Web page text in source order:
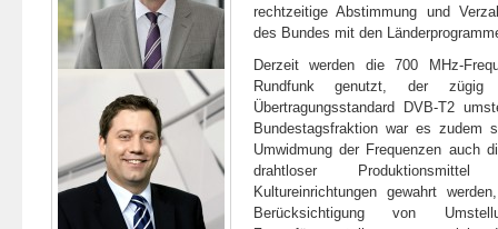
rechtzeitige Abstimmung und
des Bundes mit den
Derzeit werden die 700 MHz-
Rundfunk genutzt, der zügig
Übertragungsstandard DVB-T2
Bundestagsfraktion war es zudem
Umwidmung der Frequenzen auch
drahtloser
Kultureinrichtungen gewahrt
Berücksichtigung von